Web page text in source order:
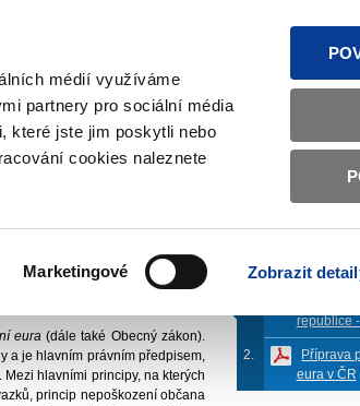
médií využíváme
partnery pro sociální média
které jste jim poskytli nebo
cookies naleznete
Marketingové Zobrazit
TEXTOVÁ
Vydáno1. 12. 2013
eura (dále také Obecný zákon).
a je hlavním právním předpisem,
hlavními principy, na kterých
princip nepoškození občana
PŘÍLOHY ( 2)
republice
Příprava
eura v ČR